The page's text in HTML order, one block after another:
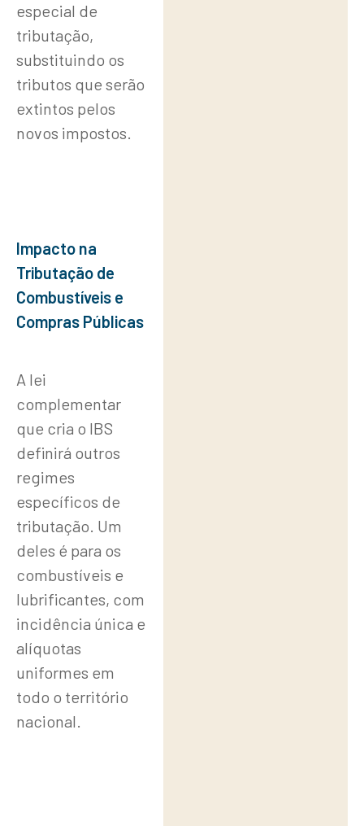
especial de
tributação,
substituindo os
tributos que serão
extintos pelos
novos impostos.
Impacto na
Tributação de
Combustíveis e
Compras Públicas
A lei
complementar
que cria o IBS
definirá outros
regimes
específicos de
tributação. Um
deles é para os
combustíveis e
lubrificantes, com
incidência única e
alíquotas
uniformes em
todo o território
nacional.